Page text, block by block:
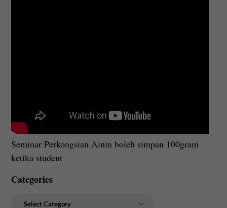
Seminar Perkongsian Ainin boleh simpan 100gram
ketika student
Categories
Categories